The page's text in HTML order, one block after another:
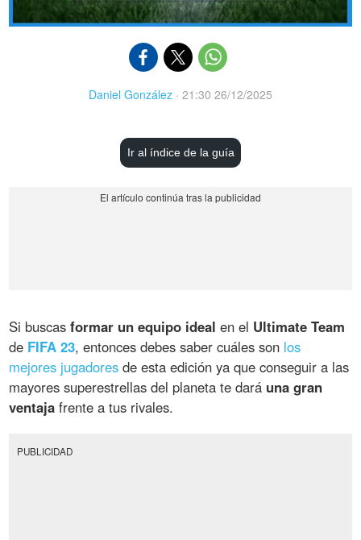
Daniel González · 21:30 26/12/2025
Ir al índice de la guía
Si buscasformar un equipo ideal en el Ultimate Team
de FIFA 23, entonces debes saber cuáles son los
mejores jugadores de esta edición ya que conseguir a las
mayores superestrellas del planeta te dará una gran
ventaja frente a tus rivales.
PUBLICIDAD